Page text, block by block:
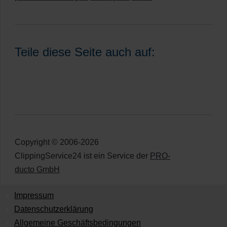
Teile diese Seite auch auf:
Copyright © 2006-2026
ClippingService24 ist ein Service der PRO-
ducto GmbH
Impressum
Datenschutzerklärung
Allgemeine Geschäftsbedingungen